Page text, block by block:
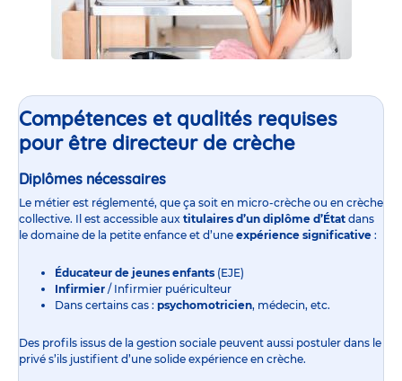
Compétences et qualités requises
pour être directeur de crèche
Diplômes nécessaires
Le métier est réglementé, que ça soit en micro-crèche ou en crèche
collective. Il est accessible aux titulaires d’un diplôme d’État dans
le domaine de la petite enfance et d’une expérience significative :
Éducateur de jeunes enfants (EJE)
Infirmier / Infirmier puériculteur
Dans certains cas : psychomotricien, médecin, etc.
Des profils issus de la gestion sociale peuvent aussi postuler dans le
privé s’ils justifient d’une solide expérience en crèche.